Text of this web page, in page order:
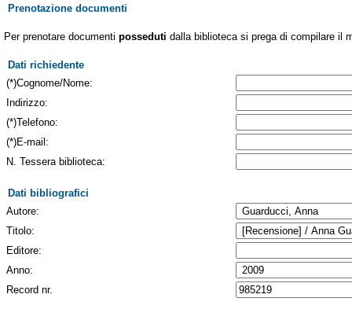
Prenotazione documenti
Per prenotare documenti posseduti dalla biblioteca si prega di compilare il
Dati richiedente
(*)Cognome/Nome:
Indirizzo:
(*)Telefono:
(*)E-mail:
N. Tessera biblioteca:
Dati bibliografici
Autore:
Titolo:
Editore:
Anno:
Record nr.